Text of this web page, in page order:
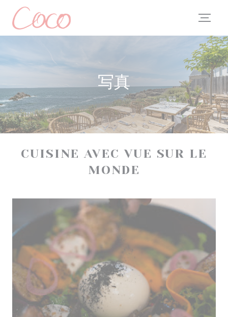
クッキー利用の管理について
写真
CUISINE AVEC VUE SUR LE
MONDE